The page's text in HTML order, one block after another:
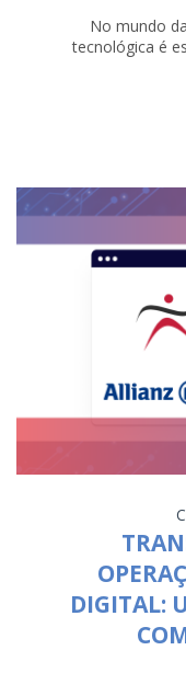
No mundo
tecnológica é
DIGITAL: